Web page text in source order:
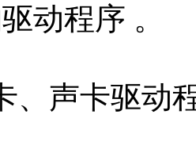
动程序 。
、声卡驱动